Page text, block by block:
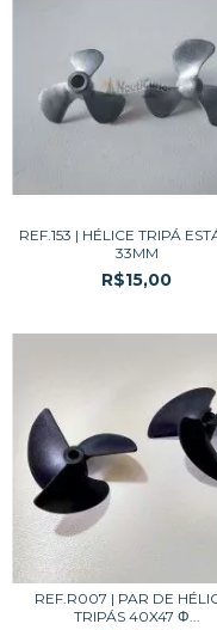
REF.153 | HÉLICE TRIPÁ
33MM
R$15,00
REF.R007 | PAR DE
TRIPÁS 40X47 Φ...